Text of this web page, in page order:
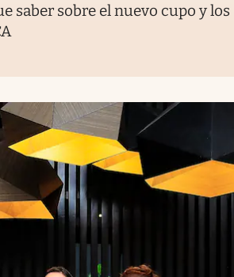
saber sobre el nuevo cupo y los